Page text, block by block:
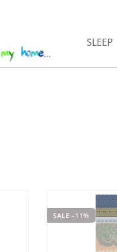
SLEEP
SALE -11%